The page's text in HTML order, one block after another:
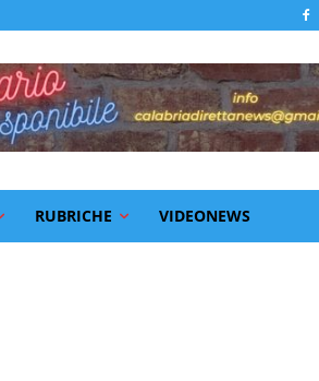
RUBRICHE VIDEONEWS